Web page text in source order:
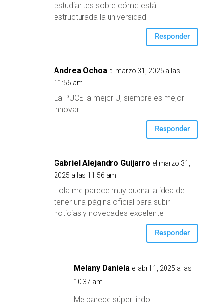
estudiantes sobre cómo está
estructurada la universidad
Responder
Andrea Ochoa el marzo 31, 2025 a las
11:56 am
La PUCE la mejor U, siempre es mejor
innovar
Responder
Gabriel Alejandro Guijarro el marzo 31,
2025 a las 11:56 am
Hola me parece muy buena la idea de
tener una página oficial para subir
noticias y novedades excelente
Responder
Melany Daniela el abril 1, 2025 a las
10:37 am
Me parece súper lindo